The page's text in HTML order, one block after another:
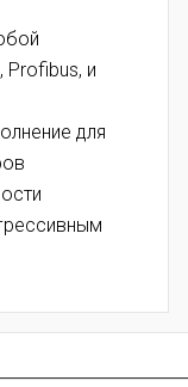
Profibus, и
для